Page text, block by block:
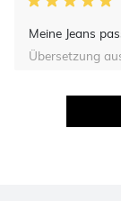
Meine Jeans
Übersetzung